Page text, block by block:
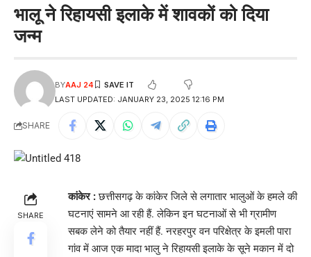
भालू ने रिहायसी इलाके में शावकों को दिया
जन्म
LAST UPDATED: JANUARY 23, 2025 12:16 PM
BYAAJ 24
SHARE
SHARE
कांकेर :छत्तीसगढ़ के कांकेर जिले से लगातार भालुओं के हमले की
घटनाएं सामने आ रही हैं. लेकिन इन घटनाओं से भी ग्रामीण
सबक लेने को तैयार नहीं हैं. नरहरपुर वन परिक्षेत्र के इमली पारा
गांव में आज एक मादा भालु ने रिहायसी इलाके के सूने मकान में दो